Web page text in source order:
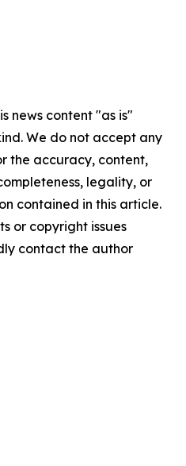
news content "as is"
We do not accept any
the accuracy, content,
legality, or
contained in this article.
or copyright issues
contact the author